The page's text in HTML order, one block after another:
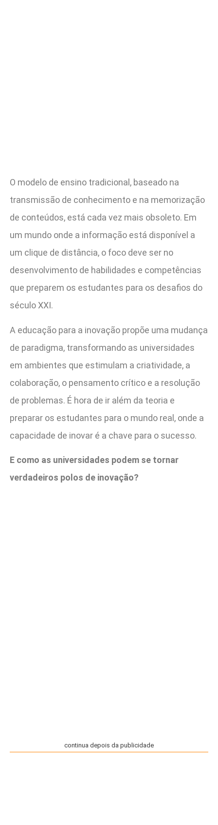
O modelo de ensino tradicional, baseado na
transmissão de conhecimento e na memorização
de conteúdos, está cada vez mais obsoleto. Em
um mundo onde a informação está disponível a
um clique de distância, o foco deve ser no
desenvolvimento de habilidades e competências
que preparem os estudantes para os desafios do
século XXI.
A educação para a inovação propõe uma mudança
de paradigma, transformando as universidades
em ambientes que estimulam a criatividade, a
colaboração, o pensamento crítico e a resolução
de problemas. É hora de ir além da teoria e
preparar os estudantes para o mundo real, onde a
capacidade de inovar é a chave para o sucesso.
E como as universidades podem se tornar
verdadeiros polos de inovação?
continua depois da publicidade